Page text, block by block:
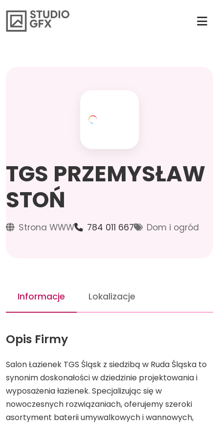
TGS PRZEMYSŁAW
STOŃ
Strona WWW 784 011 667 Dom i ogród
Informacje Lokalizacje
Opis Firmy
Salon Łazienek TGS Śląsk z siedzibą w Ruda Śląska to
synonim doskonałości w dziedzinie projektowania i
wyposażenia łazienek. Specjalizując się w
nowoczesnych rozwiązaniach, oferujemy szeroki
asortyment baterii umywalkowych i wannowych,